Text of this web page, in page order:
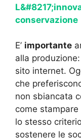
conservazione
E’ importante
alla
sito internet.
che
non sbiancata
come
lo stesso
sostenere le